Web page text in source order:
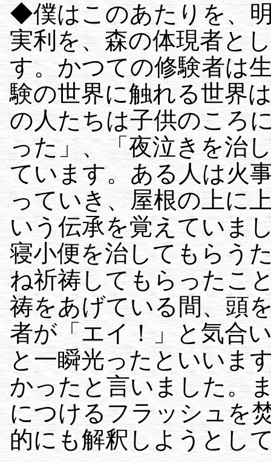
◆僕はこのあたりを、
実利を、森の体現者と
す。かつての修験者は
験の世界に触れる世界
の人たちは子供のころ
った」、「夜泣きを治
ています。ある人は火
っていき、屋根の上に
いう伝承を覚えていま
寝小便を治してもらう
ね祈祷してもらったこ
祷をあげている間、頭
者が「エイ！」と気合
と一瞬光ったといいま
かったと言いました。
につけるフラッシュを
的にも解釈しようとし